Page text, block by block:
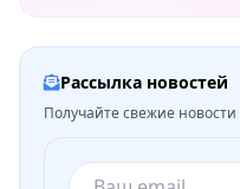
Рассылка новостей
Получайте свежие